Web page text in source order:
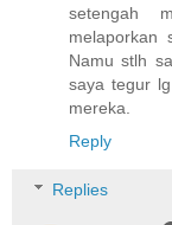
setengah
melaporkan
Namu stlh
saya tegur
mereka.
Reply
Replies